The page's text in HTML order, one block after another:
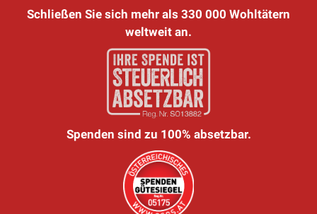
Schließen Sie sich mehr als 330 000 Wohltätern
weltweit an.
Spenden sind zu 100% absetzbar.